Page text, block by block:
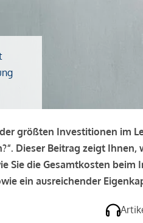
größten Investitionen im
Dieser Beitrag zeigt
Sie die Gesamtkosten
ein ausreichender